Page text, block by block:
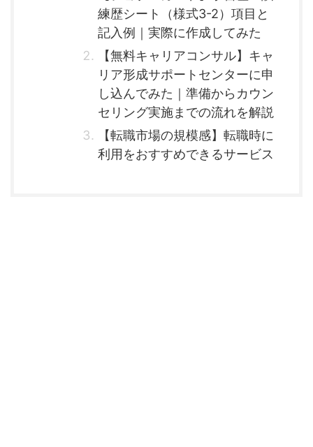
練歴シート（様式3-2）項目と
記入例｜実際に作成してみた
【無料キャリアコンサル】キャ
リア形成サポートセンターに申
し込んでみた｜準備からカウン
セリング実施までの流れを解説
【転職市場の規模感】転職時に
利用をおすすめできるサービス